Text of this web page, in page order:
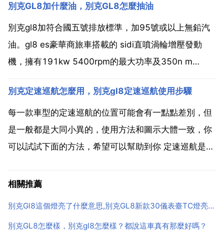
幫浦繼電器 efi 繼電器 模態點火繼電器等工作不良 燃油
幫浦驅動電路 噴油器驅動電路等有接觸不良 ...
別克GL8加什麼油，別克GL8怎麼抽油
別克gl8加符合國五號排放標準，加95號或以上無鉛汽
油。gl8 es豪華商旅車搭載的 sidi直噴渦輪增壓發動
機，擁有191kw 5400rpm的最大功率及350n m
加速9.3秒，百公里綜合油耗升的優異效能。全面符合
國家第六階段機動車汙染...
別克定速巡航怎麼用，別克gl8定速巡航使用步驟
每一款車型的定速巡航的位置可能會有一點點差別，但
是一般都是大同小異的，使用方法和圖示大體一致，你
可以試試下面的方法，希望可以幫助到你 定速巡航是按
保持車速，使車輛以固定的速度行駛。司機就不用再去
相關推薦
別克Gl8這個燈亮了什麼意思,別克GL8新款30儀表臺TC燈亮什麼意思？
別克GL8怎麼樣，別克gl8怎麼樣？都說這車真有那麼好嗎？